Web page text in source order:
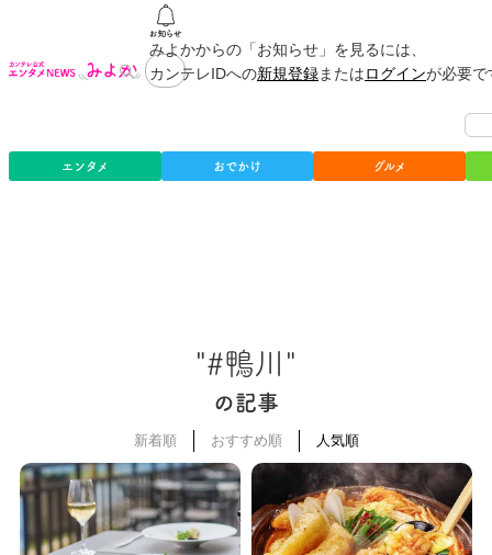
みよかからの「お知らせ」を見るには、
カンテレIDへの新規登録またはログインが必要
エンタメ おでかけ グルメ
"#鴨川"
の記事
新着順 おすすめ順 人気順